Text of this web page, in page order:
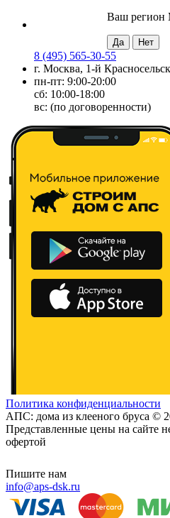
Ваш регион
8 (495) 565-30-55
г. Москва, 1-й
пн-пт: 9:00-20:00
сб: 10:00-18:00
вс: (по договоренности)
Политика конфиденциальности
АПС: дома из клееного бруса ©
Представленные цены на сайте
офертой
Пишите нам
info@aps-dsk.ru